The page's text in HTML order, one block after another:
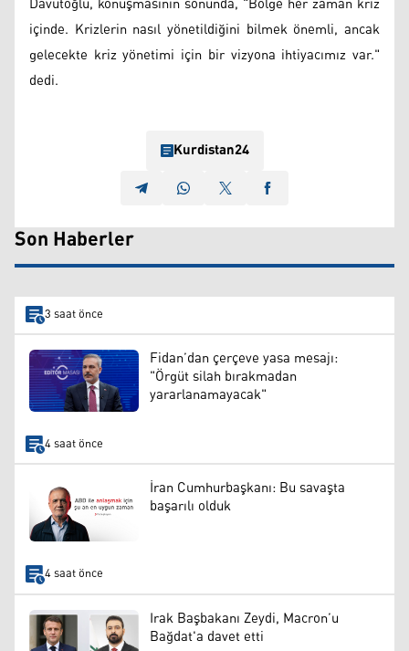
içinde. Krizlerin nasıl yönetildiğini bilmek önemli, ancak
gelecekte kriz yönetimi için bir vizyona ihtiyacımız var."
dedi.
Kurdistan24
Son Haberler
3 saat önce
Fidan’dan çerçeve yasa mesajı:
"Örgüt silah bırakmadan
yararlanamayacak"
4 saat önce
İran Cumhurbaşkanı: Bu savaşta
başarılı olduk
4 saat önce
Irak Başbakanı Zeydi, Macron’u
Bağdat'a davet etti